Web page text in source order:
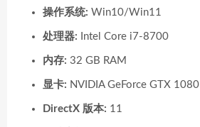
操作系统: Win10/Win11
处理器: Intel Core i7-8700
内存: 32 GB RAM
显卡: NVIDIA GeForce GTX 1080
DirectX 版本: 11